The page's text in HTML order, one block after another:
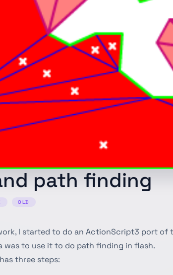
path finding
OLD
I started to do an ActionScript3 port of
was to use it to do path finding in flash.
three steps: